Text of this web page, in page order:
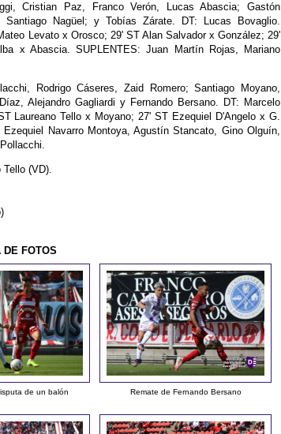
Cristian Paz, Franco Verón, Lucas Abascia; Gastón
Nagüel; y Tobías Zárate. DT: Lucas Bovaglio.
Levato x Orosco; 29' ST Alan Salvador x González; 29'
x Abascia. SUPLENTES: Juan Martín Rojas, Mariano
Rodrigo Cáseres, Zaid Romero; Santiago Moyano,
Alejandro Gagliardi y Fernando Bersano. DT: Marcelo
Laureano Tello x Moyano; 27' ST Ezequiel D'Angelo x G.
Navarro Montoya, Agustín Stancato, Gino Olguín,
Tello (VD).
DE FOTOS
de un balón Remate de Fernando Bersano